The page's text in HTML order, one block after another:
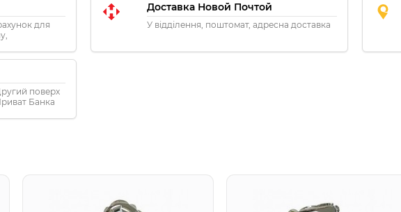
для
Доставка Новой Почтой
У відділення, поштомат, адресна доставка
поверх
Банка